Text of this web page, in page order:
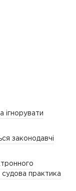
ігнорувати
законодавчі
судова практика